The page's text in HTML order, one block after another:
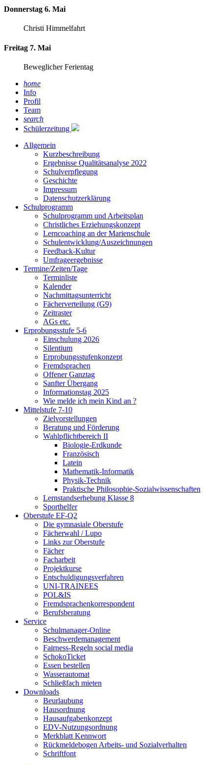
Donnerstag 6. Mai
Christi Himmelfahrt
Freitag 7. Mai
Beweglicher Ferientag
home
Info
Profil
Team
search
Schülerzeitung
Allgemein
Kurzbeschreibung
Ergebnisse Qualitätsanalyse 2022
Schulverpflegung
Geschichte
Impressum
Datenschutzerklärung
Schulprogramm
Schulprogramm und Arbeitsplan
Christliches Erziehungskonzept
Lerncoaching an der Marienschule
Schulentwicklung/Auszeichnungen
Feedback-Kultur
Umfrageergebnisse
Termine/Zeiten/Tage
Terminliste
Kalender
Nachmittagsunterricht
Fächerverteilung (G9)
Zeitraster
AGs etc.
Erprobungsstufe 5-6
Einschulung 2026
Silentium
Erprobungsstufenkonzept
Fremdsprachen
Offener Ganztag
Sanfter Übergang
Informationstag 2025
Wie melde ich mein Kind an ?
Mittelstufe 7-10
Zielvorstellungen
Beratung und Förderung
Wahlpflichtbereich II
Biologie-Erdkunde
Französisch
Latein
Mathematik-Informatik
Physik-Technik
Praktische Philosophie-Sozialwissenschaften
Lernstandserhebung Klasse 8
Sporthelfer
Oberstufe EF-Q2
Die gymnasiale Oberstufe
Fächerwahl / Lupo
Links zur Oberstufe
Fächer
Facharbeit
Projektkurse
Entschuldigungsverfahren
UNI-TRAINEES
POL&IS
Fremdsprachenkorrespondent
Berufsberatung
Service
Schulmanager-Online
Beschwerdemanagement
Fairness-Regeln social media
SchokoTicket
Essen bestellen
Wasserautomat
Schließfach mieten
Downloads
Beurlaubung
Hausordnung
Hausaufgabenkonzept
EDV-Nutzungsordnung
Merkblatt Kennwort
Rückmeldebogen Arbeits- und Sozialverhalten
Schriftfont